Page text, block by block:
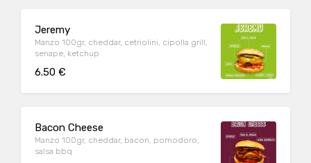
Jeremy
Manzo 100gr, cheddar, cetriolini, cipolla grill,
senape, ketchup
6.50 €
Bacon Cheese
Manzo 100gr, cheddar, bacon, pomodoro,
salsa bbq